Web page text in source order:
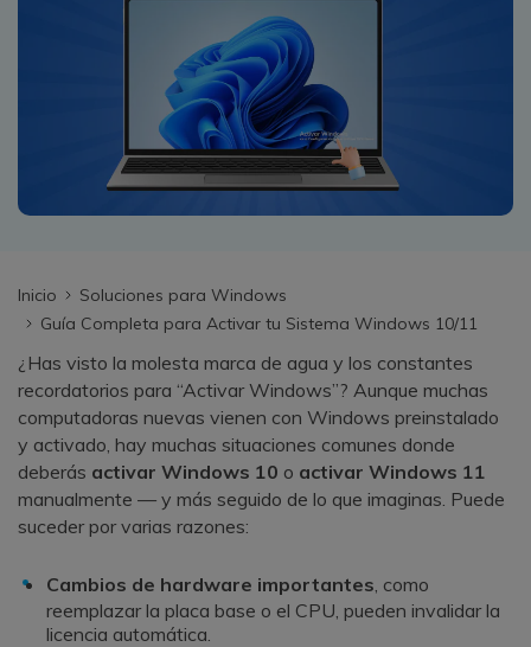
Recoverit Gratis
Recupera datos perdidos/eliminados gratis
Pruébalo Gratis
Otros Productos
Repairit - Reparar Datos
UBackit - Respaldar Datos
VER TODAS LAS FUNCIONES
Inicio
Soluciones para Windows
Guía Completa para Activar tu Sistema Windows 10/11
¿Has visto la molesta marca de agua y los constantes
recordatorios para “Activar Windows”? Aunque muchas
computadoras nuevas vienen con Windows preinstalado
y activado, hay muchas situaciones comunes donde
deberás activar Windows 10 o activar Windows 11
manualmente — y más seguido de lo que imaginas. Puede
suceder por varias razones:
Cambios de hardware importantes , como
reemplazar la placa base o el CPU, pueden invalidar la
licencia automática.